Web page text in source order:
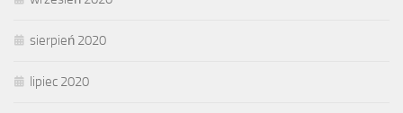
sierpień 2020
lipiec 2020